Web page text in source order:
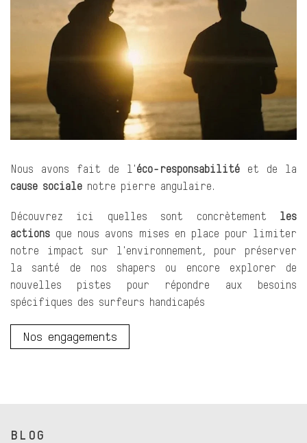
Nous avons fait de l'éco-responsabilité et de la
cause sociale notre pierre angulaire.
Découvrez ici quelles sont concrètement les
actions que nous avons mises en place pour limiter
notre impact sur l'environnement, pour préserver
la santé de nos shapers ou encore explorer de
nouvelles pistes pour répondre aux besoins
spécifiques des surfeurs handicapés
Nos engagements
BLOG